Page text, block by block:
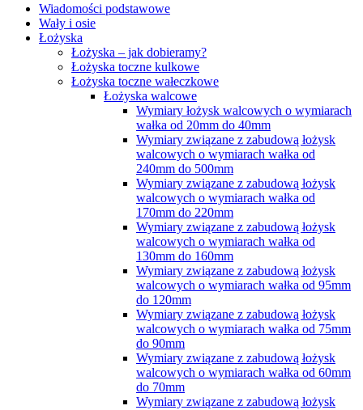
Wiadomości podstawowe
Wały i osie
Łożyska
Łożyska – jak dobieramy?
Łożyska toczne kulkowe
Łożyska toczne wałeczkowe
Łożyska walcowe
Wymiary łożysk walcowych o wymiarach
wałka od 20mm do 40mm
Wymiary związane z zabudową łożysk
walcowych o wymiarach wałka od
240mm do 500mm
Wymiary związane z zabudową łożysk
walcowych o wymiarach wałka od
170mm do 220mm
Wymiary związane z zabudową łożysk
walcowych o wymiarach wałka od
130mm do 160mm
Wymiary związane z zabudową łożysk
walcowych o wymiarach wałka od 95mm
do 120mm
Wymiary związane z zabudową łożysk
walcowych o wymiarach wałka od 75mm
do 90mm
Wymiary związane z zabudową łożysk
walcowych o wymiarach wałka od 60mm
do 70mm
Wymiary związane z zabudową łożysk